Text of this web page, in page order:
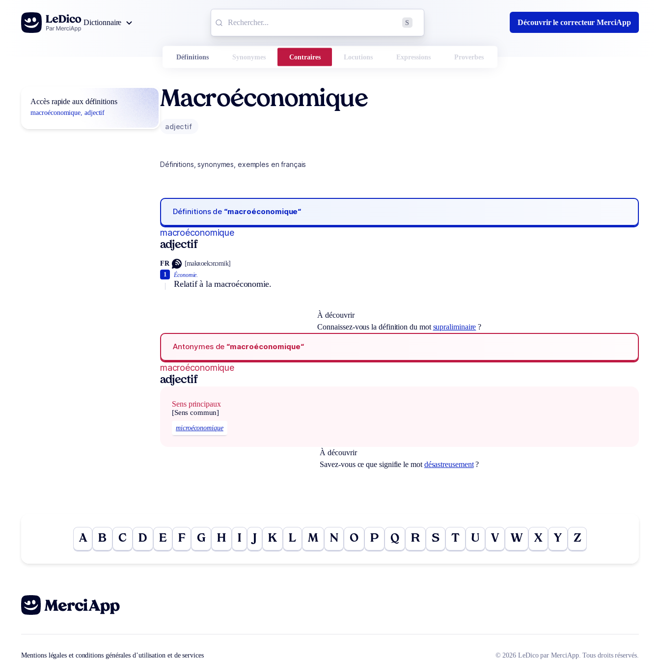
Aller au contenu
Dictionnaire
S Découvrir le correcteur MerciApp
Définitions Synonymes Contraires Locutions Expressions Proverbes
Accès rapide aux définitions
macroéconomique, adjectif
Macroéconomique
adjectif
Définitions, synonymes, exemples en français
Définitions de “macroéconomique“
macroéconomique
adjectif
FR [makʀoekɔnɔmik]
Économie.
Relatif à la macroéconomie.
1
À découvrir
Connaissez-vous la définition du mot supraliminaire ?
Antonymes de “macroéconomique“
macroéconomique
adjectif
Sens principaux
[Sens commun]
microéconomique
À découvrir
Savez-vous ce que signifie le mot désastreusement?
A B C D E F G H I J K L M N O P Q R S T U V W X Y Z
Mentions légales et conditions générales d’utilisation et de services © 2026 LeDico par MerciApp. Tous droits réservés.